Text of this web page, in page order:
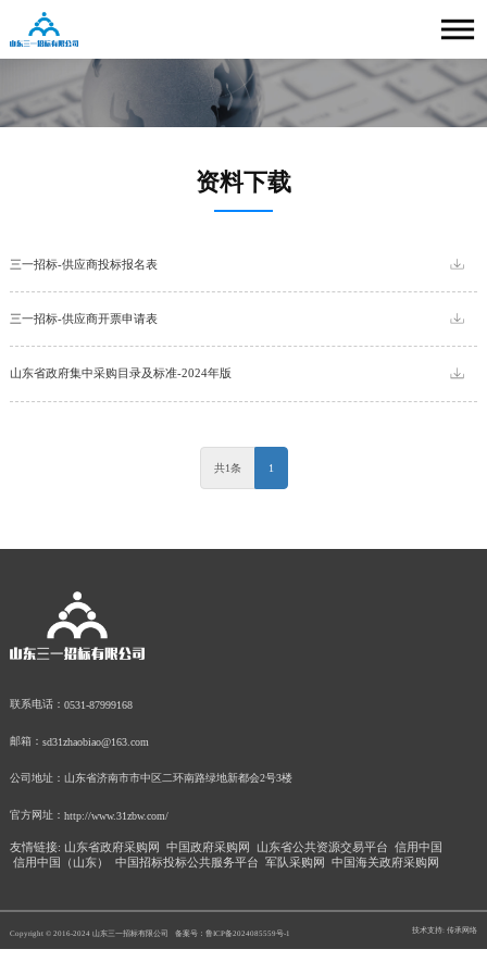
资料下载
三一招标-供应商投标报名表
三一招标-供应商开票申请表
山东省政府集中采购目录及标准-2024年版
共1条 1
联系电话： 0531-87999168
邮箱： sd31zhaobiao@163.com
公司地址： 山东省济南市市中区二环南路绿地新都会2号3楼
官方网址： http://www.31zbw.com/
友情链接: 山东省政府采购网 中国政府采购网 山东省公共资源交易平台 信用中国
信用中国（山东）
中国招标投标公共服务平台 军队采购网 中国海关政府采购网
Copyright © 2016-2024 山东三一招标有限公司 备案号：鲁ICP备2024085559号-1 技术支持: 传承网络